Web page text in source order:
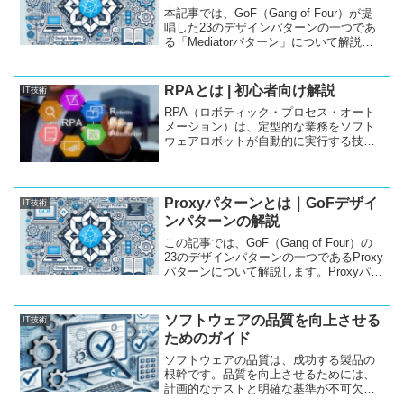
本記事では、GoF（Gang of Four）が提
唱した23のデザインパターンの一つであ
る「Mediatorパターン」について解説し
ドのメンテナンス性を高めるためのパタ
ーンです。この記事では、Mediatorパタ
ーンの概要、使い方、そしてJava、
C++、C#での実装例を紹介します。
IT技術 RPAとは | 初心者向け解説
RPA（ロボティック・プロセス・オート
メーション）は、定型的な業務をソフト
ウェアロボットが自動的に実行する技術
ルとして注目されています。本記事で
は、RPAの概要、導入メリット、主要な
ツール、導入のステップについて詳しく
解説します。
IT技術
Proxyパターンとは｜GoFデザイ
ンパターンの解説
この記事では、GoF（Gang of Four）の
23のデザインパターンの一つであるProxy
パターンについて解説します。Proxyパタ
ェクトの間に「代理」を設けるパターン
です。主にリモートアクセスやリソース
の節約、セキュリティの向上を目的とし
て使われます。この記事では、Proxyパタ
ーンの基本的な概念、使い方、Javaでの
実装サンプルを含めて詳しく説明しま
IT技術
ソフトウェアの品質を向上させる
ためのガイド
ソフトウェアの品質は、成功する製品の
根幹です。品質を向上させるためには、
計画的なテストと明確な基準が不可欠で